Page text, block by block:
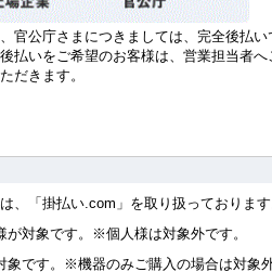
官公庁さまにつきましては、完全後払い
払いをご希望のお客様は、営業担当者へ
ただきます。
、「掛払い.com」を取り扱っております
が対象です。※個人様は対象外です。
象です。※機器のみご購入の場合は対象外